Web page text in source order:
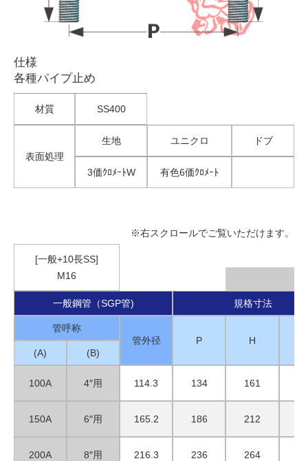
仕様
各種パイプ止め
材質 SS400
表面処理
生地 ユニクロ ドブ
3価ｸﾛﾒｰﾄW 有色6価ｸﾛﾒｰﾄ
※右スクロールでご覧いただけます。
[一般+10長SS]
M16
一般鋼管（SGP管) 規格寸法
管呼称
管外径
P H
(A)
(B)
100A 4″用 114.3 134 161
150A 6″用 165.2 186 212
200A 8″用 216.3 236 264